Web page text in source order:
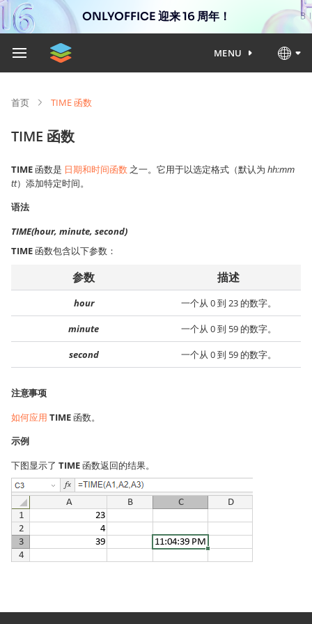
ONLYOFFICE 迎来 16 周年！
MENU
首页 TIME 函数
TIME 函数
TIME函数是 日期和时间函数 之一。它用于以选定格式（默认为 hh:mm
tt）添加特定时间。
语法
TIME(hour, minute, second)
TIME函数包含以下参数：
参数 描述
hour 一个从 0 到 23 的数字。
minute 一个从 0 到 59 的数字。
second 一个从 0 到 59 的数字。
注意事项
如何应用 TIME函数。
示例
下图显示了 TIME函数返回的结果。